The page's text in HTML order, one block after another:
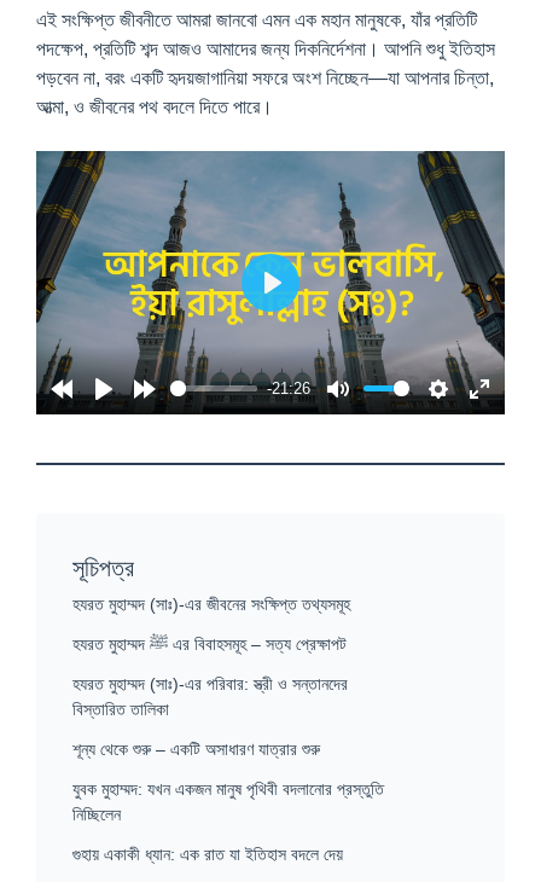
এই সংক্ষিপ্ত জীবনীতে আমরা জানবো এমন এক মহান মানুষকে, যাঁর প্রতিটি
পদক্ষেপ, প্রতিটি শব্দ আজও আমাদের জন্য দিকনির্দেশনা। আপনি শুধু ইতিহাস
পড়বেন না, বরং একটি হৃদয়জাগানিয়া সফরে অংশ নিচ্ছেন—যা আপনার চিন্তা,
আত্মা, ও জীবনের পথ বদলে দিতে পারে।
-21:26
P
a
y
সূচিপত্র
হযরত মুহাম্মদ (সাঃ)-এর জীবনের সংক্ষিপ্ত তথ্যসমূহ
হযরত মুহাম্মদ ﷺ এর বিবাহসমূহ – সত্য প্রেক্ষাপট
হযরত মুহাম্মদ (সাঃ)-এর পরিবার: স্ত্রী ও সন্তানদের
বিস্তারিত তালিকা
শূন্য থেকে শুরু – একটি অসাধারণ যাত্রার শুরু
যুবক মুহাম্মদ: যখন একজন মানুষ পৃথিবী বদলানোর প্রস্তুতি
নিচ্ছিলেন
গুহায় একাকী ধ্যান: এক রাত যা ইতিহাস বদলে দেয়